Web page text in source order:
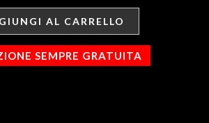
AL CARRELLO
SEMPRE GRATUITA